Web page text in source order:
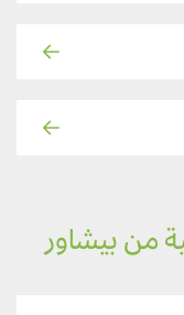
من بيشاور